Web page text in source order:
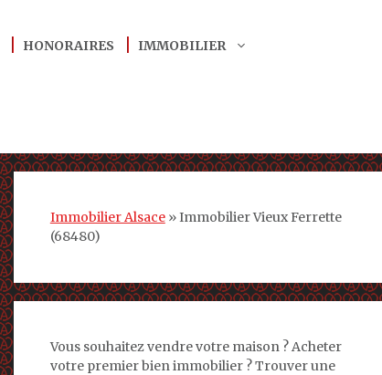
HONORAIRES IMMOBILIER
Immobilier Alsace»Immobilier Vieux Ferrette
(68480)
Vous souhaitez vendre votre maison ? Acheter
votre premier bien immobilier ? Trouver une